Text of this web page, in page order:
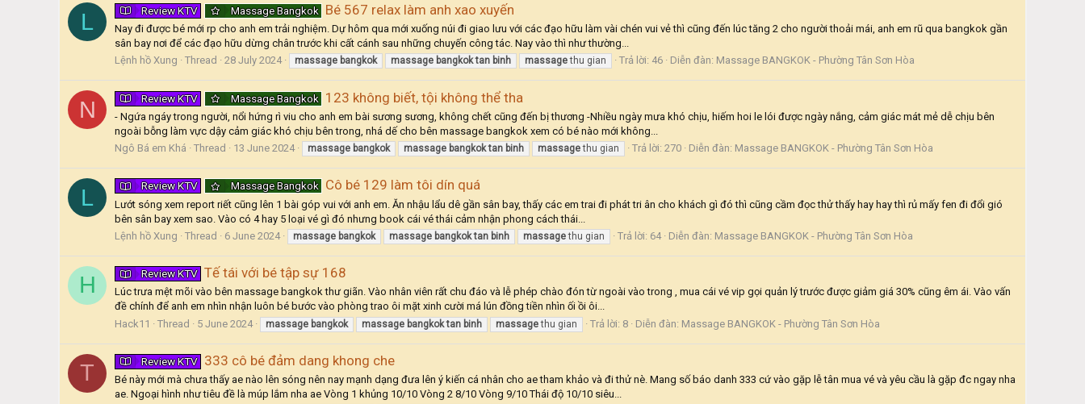
L Review KTV Massage Bangkok Bé 567 relax làm anh xao xuyến
Nay đi được bé mới rp cho anh em trải nghiệm. Dự hôm qua mới xuống núi đi giao lưu với các đạo hữu làm vài chén vui vẻ thì cũng đến lúc tăng 2 cho người thoải mái, anh em rũ qua bangkok gần
sân bay nơi để các đạo hữu dừng chân trước khi cất cánh sau những chuyến công tác. Nay vào thì như thường...
Lệnh hồ Xung
Thread 28 July 2024 massage bangkok massage bangkok tan binh massagethu gian Trả lời: 46 Diễn đàn: Massage BANGKOK - Phường Tân Sơn Hòa
N Review KTV Massage Bangkok 123 không biết, tội không thể tha
- Ngứa ngáy trong người, nổi hứng rì viu cho anh em bài sương sương, không chết cũng đến bị thương -Nhiều ngày mưa khó chịu, hiếm hoi le lói được ngày nắng, cảm giác mát mẻ dễ chịu bên
ngoài bỗng làm vực dậy cảm giác khó chịu bên trong, nhá dế cho bên massage bangkok xem có bé nào mới không...
Ngô Bá em Khá
Thread 13 June 2024 massage bangkok massage bangkok tan binh massagethu gian Trả lời: 270 Diễn đàn: Massage BANGKOK - Phường Tân Sơn Hòa
L Review KTV Massage Bangkok Cô bé 129 làm tôi dín quá
Lướt sóng xem report riết cũng lên 1 bài góp vui với anh em. Ăn nhậu lẩu dê gần sân bay, thấy các em trai đi phát tri ân cho khách gì đó thì cũng cầm đọc thử thấy hay hay thì rủ mấy fen đi đổi gió
bên sân bay xem sao. Vào có 4 hay 5 loại vé gì đó nhưng book cái vé thái cảm nhận phong cách thái...
Lệnh hồ Xung
Thread 6 June 2024 massage bangkok massage bangkok tan binh massagethu gian Trả lời: 64 Diễn đàn: Massage BANGKOK - Phường Tân Sơn Hòa
H Review KTV Tế tái với bé tập sự 168
Lúc trưa mệt mõi vào bên massage bangkok thư giãn. Vào nhân viên rất chu đáo và lễ phép chào đón từ ngoài vào trong , mua cái vé vip gọi quản lý trước được giảm giá 30% cũng êm ái. Vào vấn
đề chính để anh em nhìn nhận luôn bé bước vào phòng trao ôi mặt xinh cười má lún đồng tiền nhìn ối ồi ôi...
Hack11
Thread 5 June 2024 massage bangkok massage bangkok tan binh massagethu gian Trả lời: 8 Diễn đàn: Massage BANGKOK - Phường Tân Sơn Hòa
T Review KTV 333 cô bé đảm dang khong che
Bé này mới mà chưa thấy ae nào lên sóng nên nay mạnh dạng đưa lên ý kiến cá nhân cho ae tham khảo và đi thử nè. Mang số báo danh 333 cứ vào gặp lễ tân mua vé và yêu cầu là gặp đc ngay nha
ae. Ngoại hình như tiêu đề là múp lắm nha ae Vòng 1 khủng 10/10 Vòng 2 8/10 Vòng 9/10 Thái độ 10/10 siêu...